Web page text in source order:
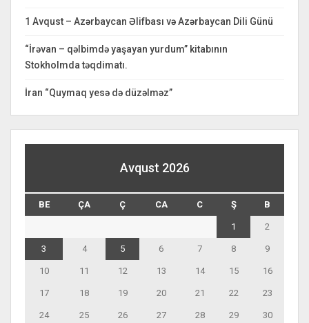
1 Avqust – Azərbaycan Əlifbası və Azərbaycan Dili Günü
“İrəvan – qəlbimdə yaşayan yurdum” kitabının
Stokholmda təqdimatı.
İran “Quymaq yesə də düzəlməz”
Avqust 2026
BE ÇA Ç CA C Ş B
1 2
3 4 5 6 7 8 9
10 11 12 13 14 15 16
17 18 19 20 21 22 23
24 25 26 27 28 29 30